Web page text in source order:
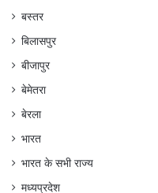
बस्तर
बिलासपुर
बीजापुर
बेमेतरा
बेरला
भारत
भारत के सभी राज्य
मध्यप्रदेश